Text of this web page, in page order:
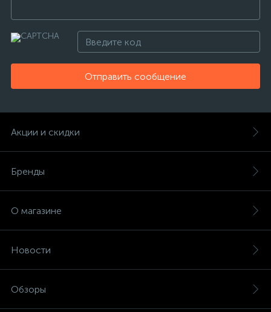
Отправить сообщение
Акции и скидки
Бренды
О магазине
Новости
Обзоры